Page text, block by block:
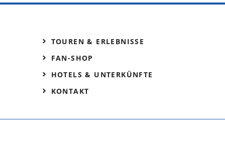
TOUREN & ERLEBNISSE
FAN-SHOP
HOTELS & UNTERKÜNFTE
KONTAKT